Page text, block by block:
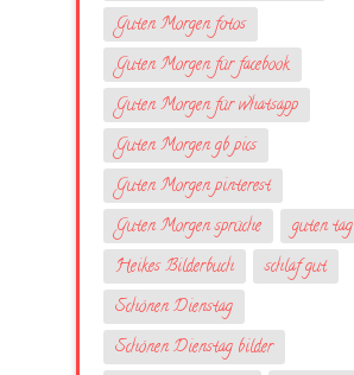
Guten Morgen fotos
Guten Morgen für facebook
Guten Morgen für whatsapp
Guten Morgen gb pics
Guten Morgen pinterest
Guten Morgen sprüche
guten tag
Heikes Bilderbuch
schlaf gut
Schönen Dienstag
Schönen Dienstag bilder